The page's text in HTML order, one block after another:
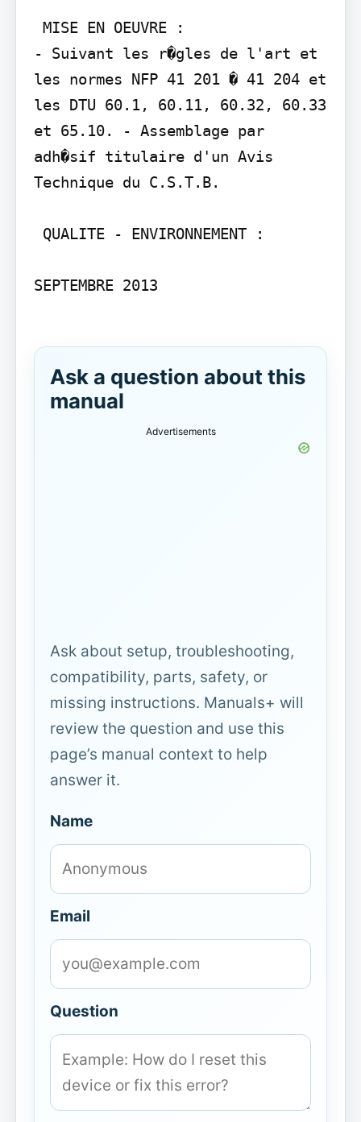
- Suivant les r�gles de l'art et
les normes NFP 41 201 � 41 204 et
les DTU 60.1, 60.11, 60.32, 60.33
et 65.10. - Assemblage par
adh�sif titulaire d'un Avis
Technique du C.S.T.B.
SEPTEMBRE 2013
Ask a question about this
manual
Advertisements
Ask about setup, troubleshooting,
compatibility, parts, safety, or
missing instructions. Manuals+ will
review the question and use this
page’s manual context to help
answer it.
Name
Email
Question